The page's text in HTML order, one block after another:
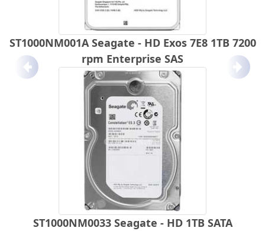
ST1000NM001A Seagate - HD Exos 7E8 1TB 7200
rpm Enterprise SAS
ST1000NM0033 Seagate - HD 1TB SATA
Anterior